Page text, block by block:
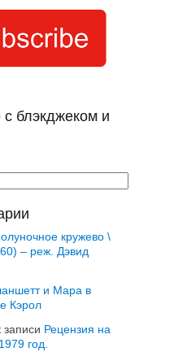
блэкджеком и
кружево \
– реж. Дэвид
и Мара в
Кэрол
записи Рецензия на
год.